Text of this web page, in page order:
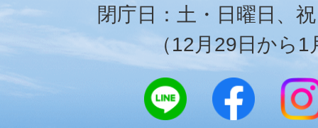
閉庁日：土・日曜日、
（12月29日から1